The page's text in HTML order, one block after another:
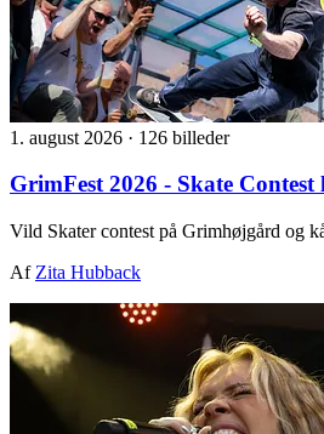
1. august 2026 · 126 billeder
GrimFest 2026 - Skate Contest
Vild Skater contest på Grimhøjgård og
Af Zita Hubback